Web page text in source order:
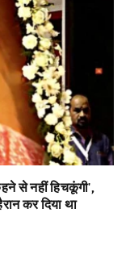
से नहीं हिचकूंगी',
कर दिया था